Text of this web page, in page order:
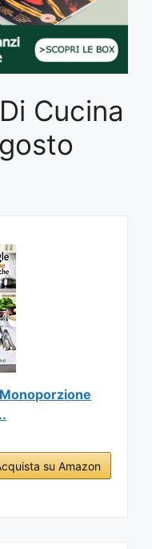
Cucina
su Amazon